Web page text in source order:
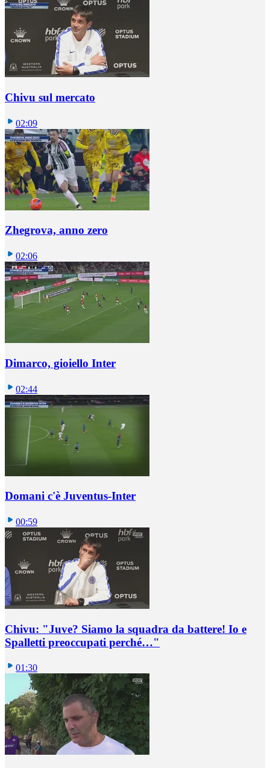
Chivu sul mercato
02:09
Zhegrova, anno zero
02:06
Dimarco, gioiello Inter
02:44
Domani c'è Juventus-Inter
00:59
Chivu: "Juve? Siamo la squadra da battere! Io e
Spalletti preoccupati perché…"
01:30